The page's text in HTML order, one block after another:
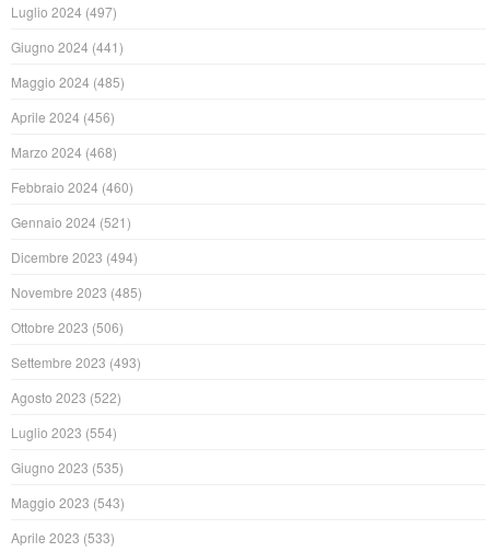
Luglio 2024 (497)
Giugno 2024 (441)
Maggio 2024 (485)
Aprile 2024 (456)
Marzo 2024 (468)
Febbraio 2024 (460)
Gennaio 2024 (521)
Dicembre 2023 (494)
Novembre 2023 (485)
Ottobre 2023 (506)
Settembre 2023 (493)
Agosto 2023 (522)
Luglio 2023 (554)
Giugno 2023 (535)
Maggio 2023 (543)
Aprile 2023 (533)